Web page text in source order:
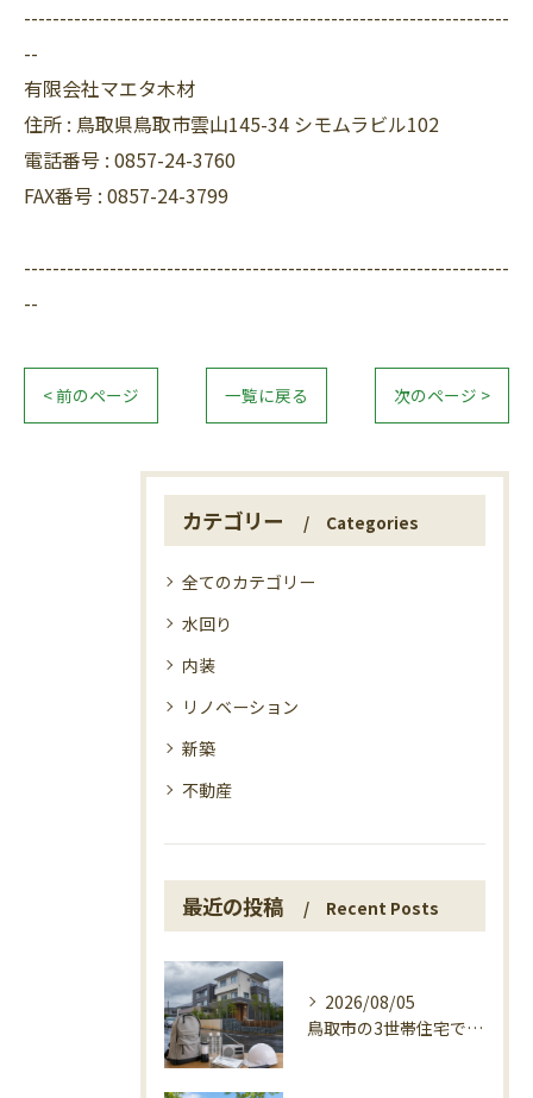
--------------------------------------------------------------------
--
有限会社マエタ木材
住所 : 鳥取県鳥取市雲山145-34 シモムラビル102
電話番号 : 0857-24-3760
FAX番号 : 0857-24-3799
--------------------------------------------------------------------
--
< 前のページ 一覧に戻る 次のページ >
カテゴリー Categories
全てのカテゴリー
水回り
内装
リノベーション
新築
不動産
最近の投稿 Recent Posts
2026/08/05
鳥取市の3世帯住宅で考える警戒レベル4避難指示